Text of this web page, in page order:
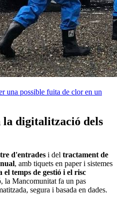
una possible fuita de clor en un
la digitalització dels
d'entrades i del tractament de
, amb tiquets en paper i sistemes
el temps de gestió i el risc
la Mancomunitat fa un pas
segura i basada en dades.